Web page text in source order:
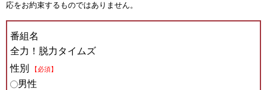
応をお約束するものではありません。
番組名
全力！脱力タイムズ
性別
【必須】
男性